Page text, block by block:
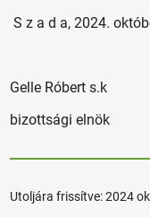
S z a d a, 2024.
Gelle Róbert s.k
bizottsági elnök
Utoljára frissítve:2024